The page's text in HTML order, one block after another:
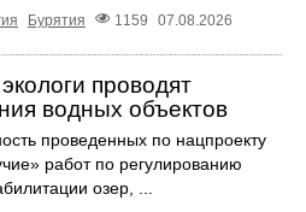
Бурятия 1159 07.08.2026
проводят
водных объектов
проведенных по нацпроекту
работ по регулированию
озер, ...